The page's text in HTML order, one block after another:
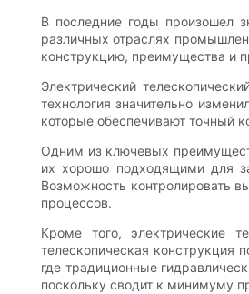
В последние годы произошел
различных отраслях
конструкцию, преимущества и
Электрический
технология значительно
которые обеспечивают точный
Одним из ключевых
их хорошо подходящими для
Возможность контролировать
процессов.
Кроме того, электрические
телескопическая конструкция
где традиционные
поскольку сводит к минимуму